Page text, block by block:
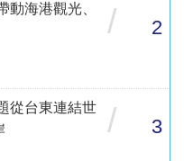
海港觀光、
/ 2
從台東連結世
/ 3